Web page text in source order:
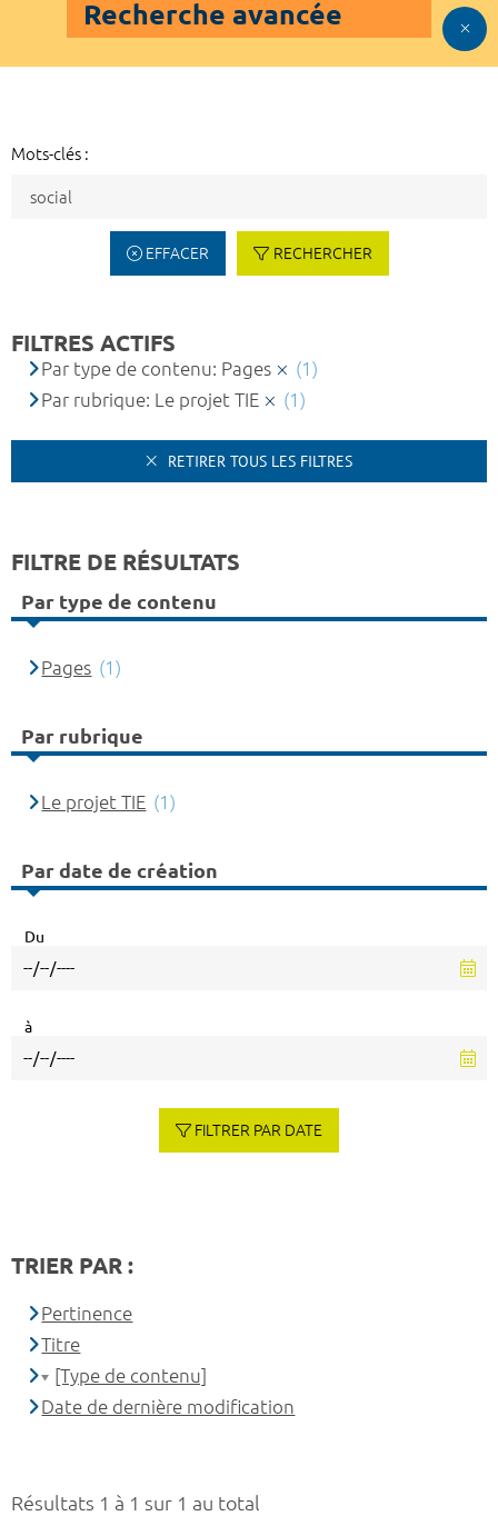
Recherche avancée
Mots-clés :
EFFACER RECHERCHER
Résultats 1 à 1 sur 1 au total
FILTRES ACTIFS
Par type de contenu: Pages
(1)
Par rubrique: Le projet TIE
(1)
RETIRER TOUS LES FILTRES
FILTRE DE RÉSULTATS
Par type de contenu
Pages (1)
Par rubrique
Le projet TIE (1)
Par date de création
Du
à
FILTRER PAR DATE
TRIER PAR :
Pertinence
Titre
[Type de contenu]
Date de dernière modification